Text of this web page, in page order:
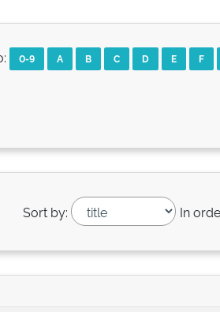
0-9 A B C D E F
Sort by: In